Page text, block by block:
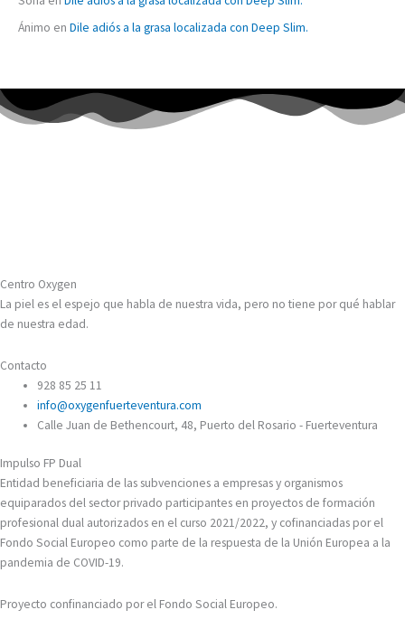
Ánimo en Dile adiós a la grasa localizada con Deep Slim.
Centro Oxygen
La piel es el espejo que habla de nuestra vida, pero no tiene por qué hablar
de nuestra edad.
Contacto
928 85 25 11
info@oxygenfuerteventura.com
Calle Juan de Bethencourt, 48, Puerto del Rosario - Fuerteventura
Impulso FP Dual
Entidad beneficiaria de las subvenciones a empresas y organismos
equiparados del sector privado participantes en proyectos de formación
profesional dual autorizados en el curso 2021/2022, y cofinanciadas por el
Fondo Social Europeo como parte de la respuesta de la Unión Europea a la
pandemia de COVID-19.
Proyecto confinanciado por el Fondo Social Europeo.